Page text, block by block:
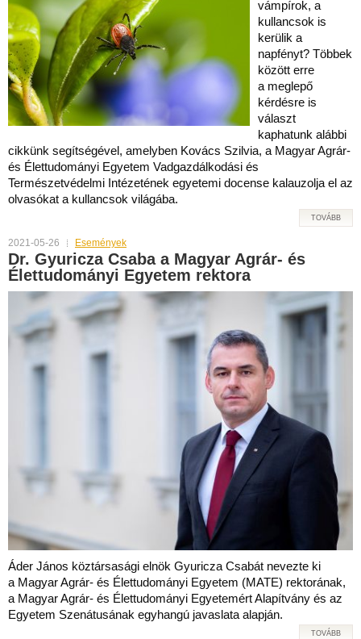
vámpírok, a
kullancsok is
kerülik a
napfényt? Többek
között erre
a meglepő
kérdésre is
választ
kaphatunk alábbi
cikkünk segítségével, amelyben Kovács Szilvia, a Magyar Agrár-
és Élettudományi Egyetem Vadgazdálkodási és
Természetvédelmi Intézetének egyetemi docense kalauzolja el az
olvasókat a kullancsok világába.
TOVÁBB
2021-05-26 Események
Dr. Gyuricza Csaba a Magyar Agrár- és
Élettudományi Egyetem rektora
Áder János köztársasági elnök Gyuricza Csabát nevezte ki
a Magyar Agrár- és Élettudományi Egyetem (MATE) rektorának,
a Magyar Agrár- és Élettudományi Egyetemért Alapítvány és az
Egyetem Szenátusának egyhangú javaslata alapján.
TOVÁBB